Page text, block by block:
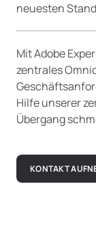
neuesten
Mit Adobe
zentrales
Hilfe unserer
Übergang
KONTAKT